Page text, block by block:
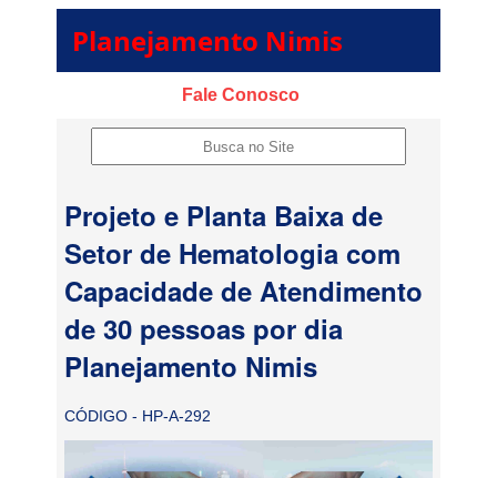
Planejamento Nimis
Fale Conosco
Projeto e Planta Baixa de
Setor de Hematologia com
Capacidade de Atendimento
de 30 pessoas por dia
Planejamento Nimis
CÓDIGO - HP-A-292